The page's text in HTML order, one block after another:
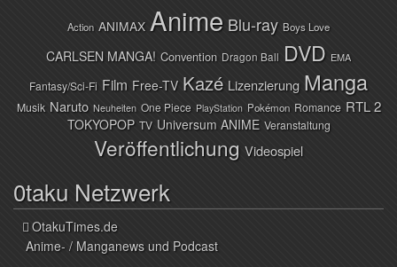
Action ANIMAX Anime Blu-ray Boys Love
CARLSEN MANGA! Convention Dragon Ball DVD EMA
Fantasy/Sci-Fi Film Free-TV Kazé Lizenzierung Manga
Musik Naruto Neuheiten One Piece PlayStation Pokémon Romance RTL 2
TOKYOPOP TV Universum ANIME Veranstaltung
Veröffentlichung Videospiel
0taku Netzwerk
OtakuTimes.de
Anime- / Manganews und Podcast